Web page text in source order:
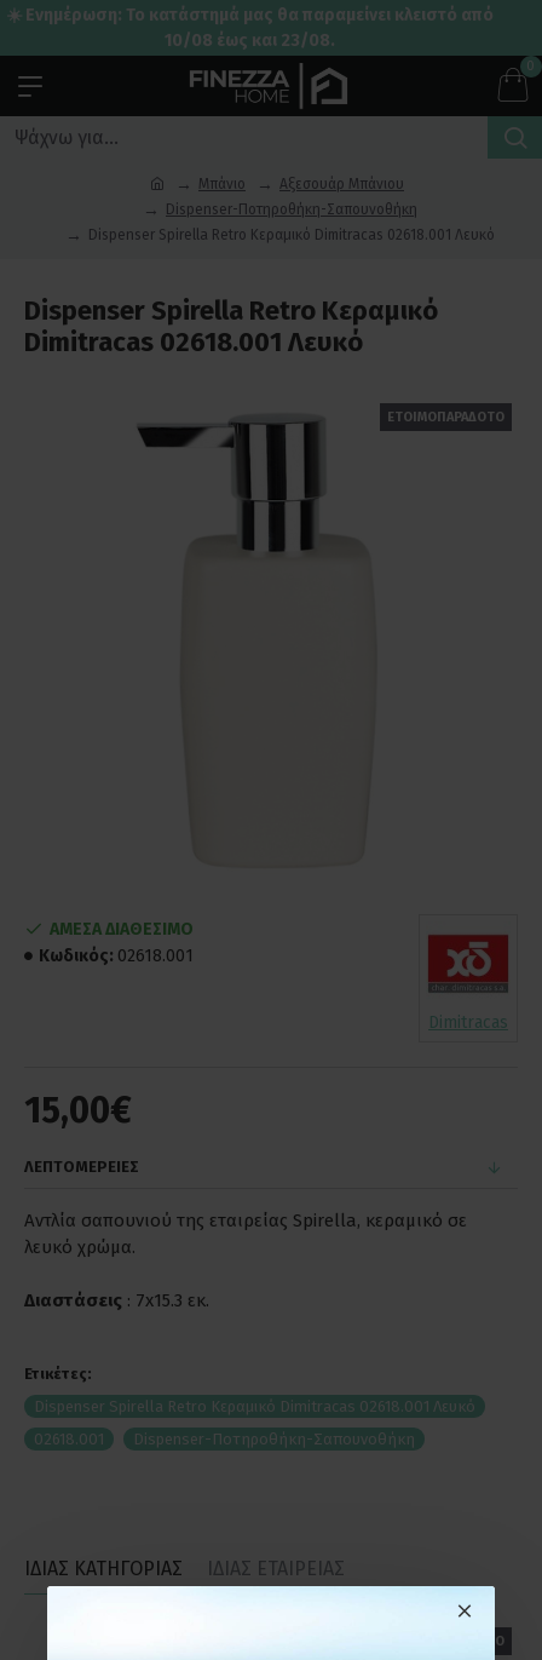
☀️ Ενημέρωση: Το κατάστημά μας θα παραμείνει κλειστό από
10/08 έως και 23/08.
0
Μπάνιο
Αξεσουάρ Μπάνιου
Dispenser-Ποτηροθήκη-Σαπουνοθήκη
Dispenser Spirella Retro Κεραμικό Dimitracas 02618.001 Λευκό
Dispenser Spirella Retro Κεραμικό
Dimitracas 02618.001 Λευκό
ΕΤΟΙΜΟΠΑΡΑΔΟΤΟ
15,00€
ΑΜΕΣΑ ΔΙΑΘΕΣΙΜΟ
Κωδικός: 02618.001
Dimitracas
ΛΕΠΤΟΜΕΡΕΙΕΣ
Αντλία σαπουνιού της εταιρείας Spirella, κεραμικό σε
λευκό χρώμα.
Διαστάσεις : 7x15.3 εκ.
Ετικέτες:
Dispenser Spirella Retro Κεραμικό Dimitracas 02618.001 Λευκό
02618.001
Dispenser-Ποτηροθήκη-Σαπουνοθήκη
ΙΔΙΑΣ ΚΑΤΗΓΟΡΙΑΣ ΙΔΙΑΣ ΕΤΑΙΡΕΙΑΣ
ΕΤΟΙΜΟΠΑΡΑΔΟΤΟ